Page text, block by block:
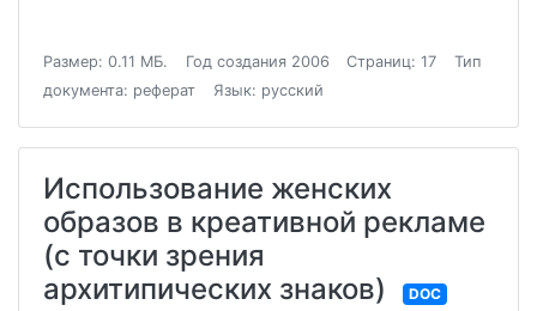
Размер: 0.11 МБ. Год создания 2006 Страниц: 17
Тип
документа: реферат
Язык: русский
Использование женских
образов в креативной рекламе
(с точки зрения
архитипических знаков)
DOC